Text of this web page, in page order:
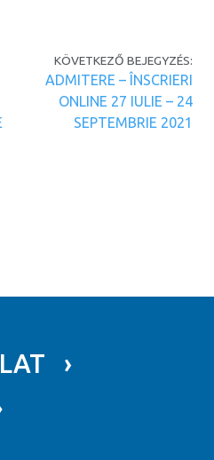
KÖVETKEZŐ BEJEGYZÉS:
ADMITERE – ÎNSCRIERI
ONLINE 27 IULIE – 24
SEPTEMBRIE 2021
›